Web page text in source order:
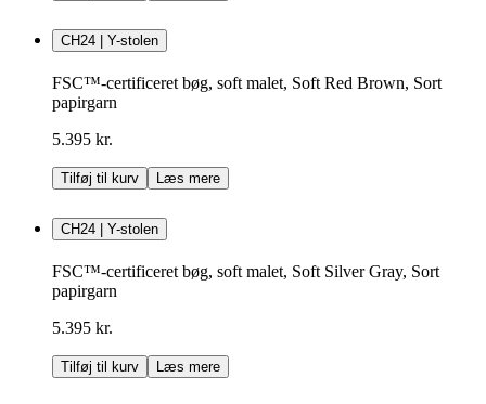
CH24 | Y-stolen
FSC™-certificeret bøg, soft malet, Soft Red Brown, Sort
papirgarn
5.395 kr.
Tilføj til kurv Læs mere
CH24 | Y-stolen
FSC™-certificeret bøg, soft malet, Soft Silver Gray, Sort
papirgarn
5.395 kr.
Tilføj til kurv Læs mere